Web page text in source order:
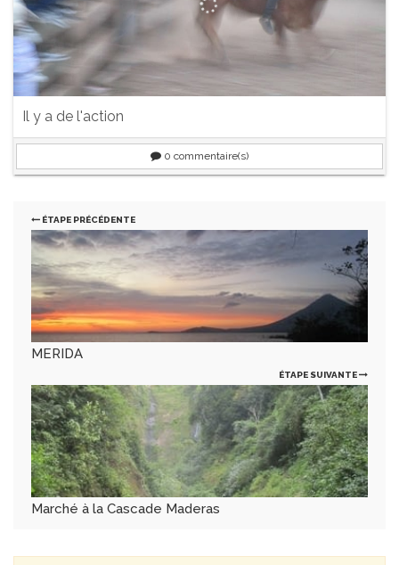
Il y a de l'action
0 commentaire(s)
ÉTAPE PRÉCÉDENTE
MERIDA
ÉTAPE SUIVANTE
Marché à la Cascade Maderas